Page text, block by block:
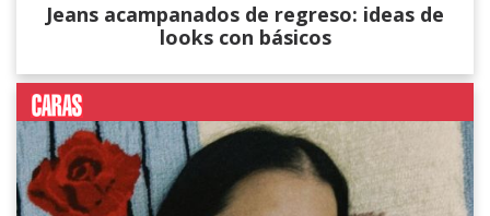
Jeans acampanados de regreso: ideas de
looks con básicos